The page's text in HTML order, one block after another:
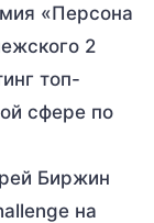
«Персона
2
топ-
сфере по
Биржин
на